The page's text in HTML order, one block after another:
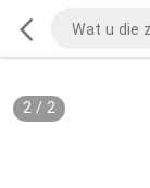
2/ 2